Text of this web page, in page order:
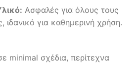
Ασφαλές για όλους τους
ιδανικό για καθημερινή χρήση.
minimal σχέδια, περίτεχνα